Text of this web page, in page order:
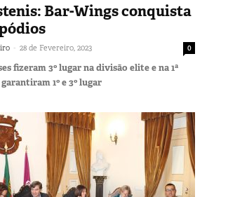
Bar-Wings conquista
- 28 de Fevereiro, 2023 0
fizeram 3º lugar na divisão elite e na 1ª
1º e 3º lugar